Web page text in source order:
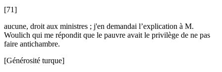
[71]
aucune, droit aux ministres ; j'en demandai l’explication à M.
Woulich qui me répondit que le pauvre avait le privilège de ne pas
faire antichambre.
[Générosité turque]